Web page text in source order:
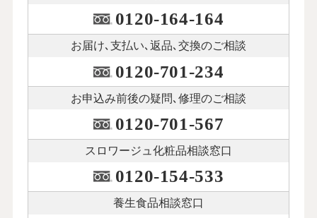
0120-164-164
お届け､支払い､ 返品､交換のご相談
0120-701-234
お申込み前後の疑問､修理のご相談
0120-701-567
スロワージュ化粧品相談窓口
0120-154-533
養生食品相談窓口